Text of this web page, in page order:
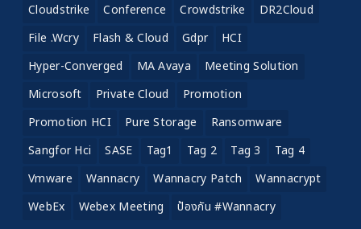
Cloudstrike
Conference Crowdstrike
DR2Cloud
File .wcry
Flash & Cloud Gdpr
HCI
Hyper-Converged
MA Avaya
Meeting Solution
Microsoft
Private Cloud
Promotion
Promotion HCI
Pure Storage
Ransomware
Sangfor Hci
SASE Tag1 Tag 2 Tag 3
Tag 4
Vmware
Wannacry Wannacry Patch
Wannacrypt
WebEx
Webex Meeting ป้องกัน #wannacry